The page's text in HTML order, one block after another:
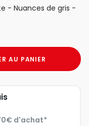
- Nuances de gris -
AU PANIER
d'achat*